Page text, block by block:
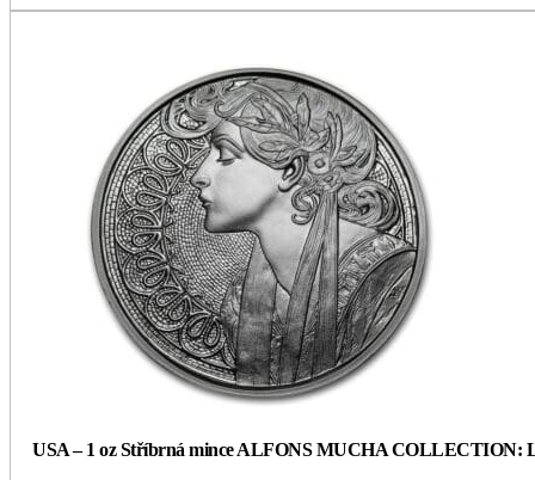
USA – 1 oz Stříbrná mince ALFONS MUCHA COLLECTION: